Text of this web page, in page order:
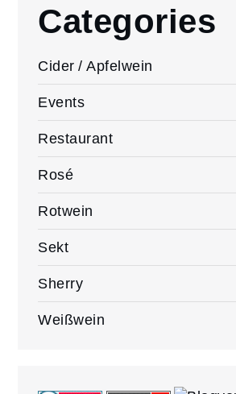
Categories
Cider / Apfelwein
Events
Restaurant
Rosé
Rotwein
Sekt
Sherry
Weißwein